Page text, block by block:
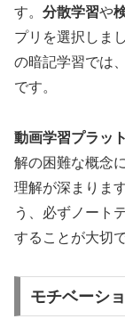
す。 分散学習や
プリを選択しま
の暗記学習では
です。
動画学習プラッ
解の困難な概念
理解が深まりま
う、必ずノート
することが大切で
モチベーシ